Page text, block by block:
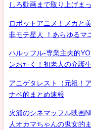
しろ動画まで取り上げま
ロボットアニメ！メカと
非モテ星人 ！あらゆるマ
ハルッフル-専業主夫的
ンおたく！初老人の介護
アニゲタレスト（元祖！
ナベ的まとめ速報
火浦のシネマッフル映画
人オカマちゃんの鬼女的